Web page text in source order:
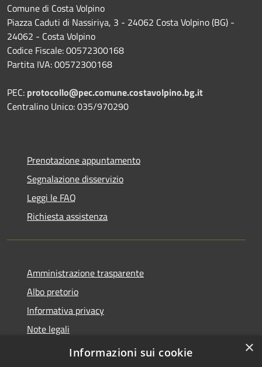
Comune di Costa Volpino
Piazza Caduti di Nassiriya, 3 - 24062 Costa Volpino (BG) -
24062 - Costa Volpino
Codice Fiscale: 00572300168
Partita IVA: 00572300168
PEC: protocollo@pec.comune.costavolpino.bg.it
Centralino Unico: 035/970290
Prenotazione appuntamento
Segnalazione disservizio
Leggi le FAQ
Richiesta assistenza
Amministrazione trasparente
Albo pretorio
Informativa privacy
Note legali
Dichiarazione di accessibilità
×
Informazioni sui cookie